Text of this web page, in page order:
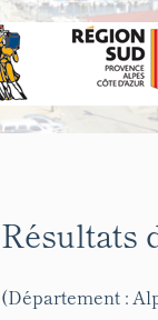
Résultats
(Département :